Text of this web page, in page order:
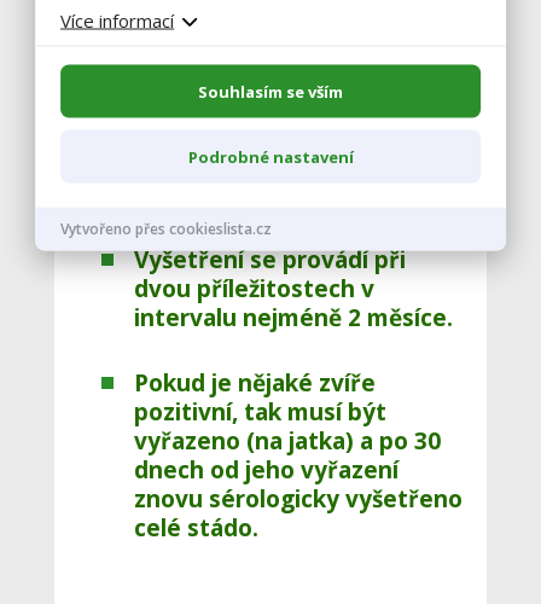
procentu pozitivních zvířat.
3) Po 30 dnech od vyřazení
zvířete musí být celé stádo
(všechna zvířata).
Vyšetření se provádí při
dvou příležitostech v
intervalu nejméně 2 měsíce.
Pokud je nějaké zvíře
pozitivní, tak musí být
vyřazeno (na jatka) a po 30
dnech od jeho vyřazení
znovu sérologicky vyšetřeno
celé stádo.
Více informací
Souhlasím se vším
Podrobné nastavení
Vytvořeno přes cookieslista.cz